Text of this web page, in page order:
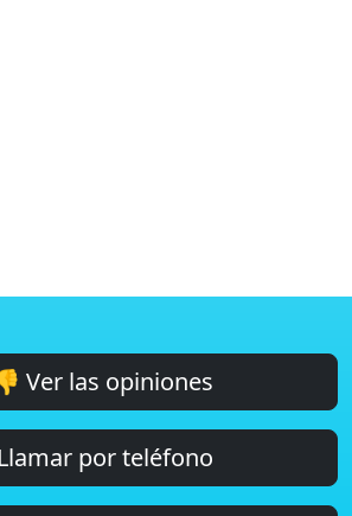
Ver las opiniones
por teléfono